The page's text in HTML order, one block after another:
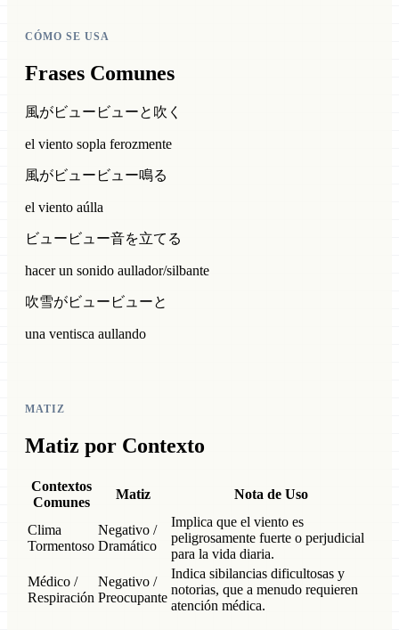
CÓMO SE USA
Frases Comunes
風がビュービューと吹く
el viento sopla ferozmente
風がビュービュー鳴る
el viento aúlla
ビュービュー音を立てる
hacer un sonido aullador/silbante
吹雪がビュービューと
una ventisca aullando
MATIZ
Matiz por Contexto
Contextos
Comunes
Matiz Nota de Uso
Clima
Tormentoso
Negativo /
Dramático
Implica que el viento es
peligrosamente fuerte o perjudicial
para la vida diaria.
Médico /
Respiración
Negativo /
Preocupante
Indica sibilancias dificultosas y
notorias, que a menudo requieren
atención médica.